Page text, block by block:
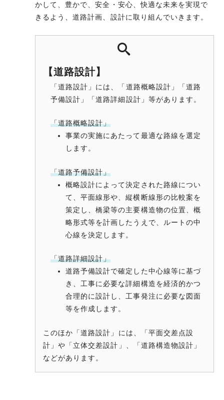
かして、豊かで、安全・安心、快適な未来を実現で
きるよう、道路計画、設計に取り組んでいきます。
【道路設計】
「道路設計」には、「道路概略設計」「道路
予備設計」「道路詳細設計」等があります。
「道路概略設計」
事業の実施にあたって最適な路線を選定
します。
「道路予備設計」
概略設計によって決定された路線につい
て、平面線形や、縦横断線形の比較案を
策定し、橋梁等の主要構造物の位置、概
略形式等を計画したうえで、ルートの中
心線を決定します。
「道路詳細設計」
道路予備設計で確定した中心線等に基づ
き、工事に必要な詳細構造を経済的かつ
合理的に設計し、工事発注に必要な図面
等を作成します。
このほか「道路設計」には、「平面交差点設
計」や「立体交差設計」、「道路構造物設計」
などがあります。